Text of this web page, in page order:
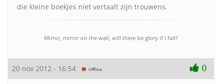
die kleine boekjes niet vertaalt zijn trouwens.
Mirror, mirror on the wall, will there be glory if I fall?
20 nov 2012 - 16:54 0